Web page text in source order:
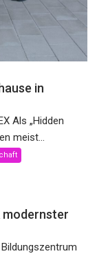
in
Als „Hidden
meist...
modernster